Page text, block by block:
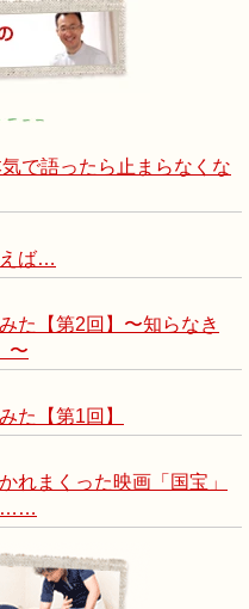
で語ったら止まらなくな
ば…
た【第2回】〜知らなき
〜
た【第1回】
れまくった映画「国宝」
……